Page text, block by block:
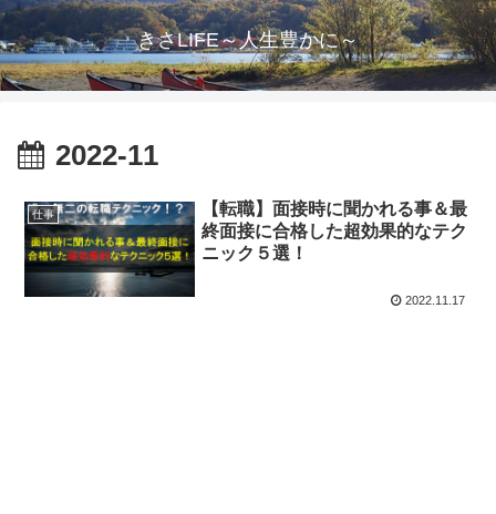
きさLIFE～人生豊かに～
2022-11
仕事
【転職】面接時に聞かれる事＆最
終面接に合格した超効果的なテク
ニック５選！
2022.11.17